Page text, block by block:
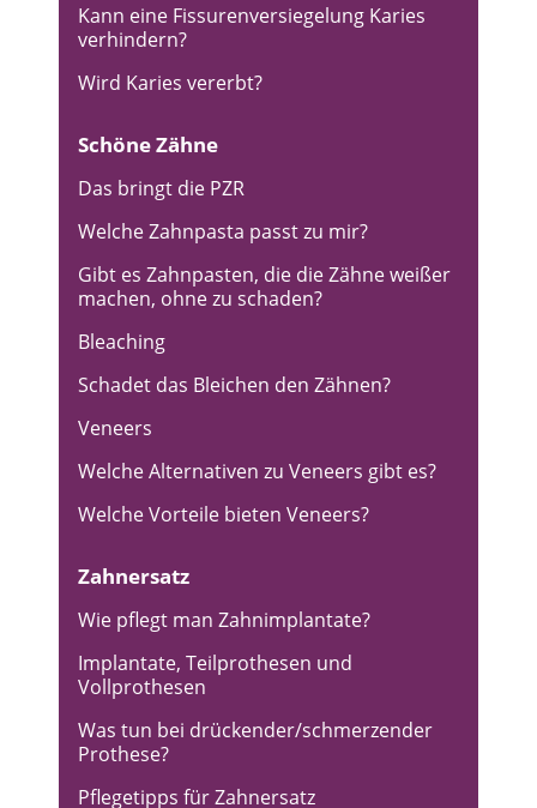
Kann eine Fissurenversiegelung Karies
verhindern?
Wird Karies vererbt?
Schöne Zähne
Das bringt die PZR
Welche Zahnpasta passt zu mir?
Gibt es Zahnpasten, die die Zähne weißer
machen, ohne zu schaden?
Bleaching
Schadet das Bleichen den Zähnen?
Veneers
Welche Alternativen zu Veneers gibt es?
Welche Vorteile bieten Veneers?
Zahnersatz
Wie pflegt man Zahnimplantate?
Implantate, Teilprothesen und
Vollprothesen
Was tun bei drückender/schmerzender
Prothese?
Pflegetipps für Zahnersatz